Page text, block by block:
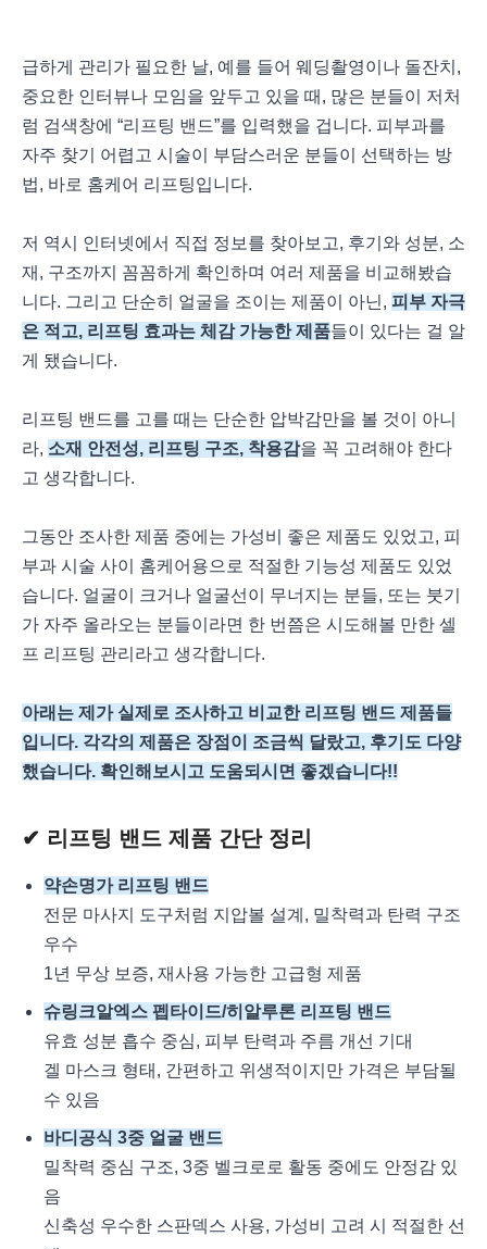
급하게 관리가 필요한 날, 예를 들어 웨딩촬영이나 돌잔치,
중요한 인터뷰나 모임을 앞두고 있을 때, 많은 분들이 저처
럼 검색창에 “리프팅 밴드”를 입력했을 겁니다. 피부과를
자주 찾기 어렵고 시술이 부담스러운 분들이 선택하는 방
법, 바로 홈케어 리프팅입니다.
저 역시 인터넷에서 직접 정보를 찾아보고, 후기와 성분, 소
재, 구조까지 꼼꼼하게 확인하며 여러 제품을 비교해봤습
니다. 그리고 단순히 얼굴을 조이는 제품이 아닌, 피부 자극
은 적고, 리프팅 효과는 체감 가능한 제품들이 있다는 걸 알
게 됐습니다.
리프팅 밴드를 고를 때는 단순한 압박감만을 볼 것이 아니
라, 소재 안전성, 리프팅 구조, 착용감을 꼭 고려해야 한다
고 생각합니다.
그동안 조사한 제품 중에는 가성비 좋은 제품도 있었고, 피
부과 시술 사이 홈케어용으로 적절한 기능성 제품도 있었
습니다. 얼굴이 크거나 얼굴선이 무너지는 분들, 또는 붓기
가 자주 올라오는 분들이라면 한 번쯤은 시도해볼 만한 셀
프 리프팅 관리라고 생각합니다.
아래는 제가 실제로 조사하고 비교한 리프팅 밴드 제품들
입니다. 각각의 제품은 장점이 조금씩 달랐고, 후기도 다양
했습니다. 확인해보시고 도움되시면 좋겠습니다!!
✔︎ 리프팅 밴드 제품 간단 정리
약손명가 리프팅 밴드
전문 마사지 도구처럼 지압볼 설계, 밀착력과 탄력 구조
우수
1년 무상 보증, 재사용 가능한 고급형 제품
슈링크알엑스 펩타이드/히알루론 리프팅 밴드
유효 성분 흡수 중심, 피부 탄력과 주름 개선 기대
겔 마스크 형태, 간편하고 위생적이지만 가격은 부담될
수 있음
바디공식 3중 얼굴 밴드
밀착력 중심 구조, 3중 벨크로로 활동 중에도 안정감 있
음
신축성 우수한 스판덱스 사용, 가성비 고려 시 적절한 선